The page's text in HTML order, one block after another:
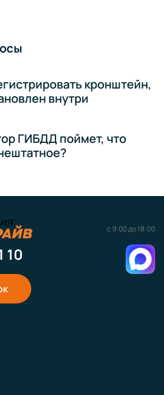
кронштейн,
внутри
ГИБДД поймет, что
с 9:00 до 18:00
10